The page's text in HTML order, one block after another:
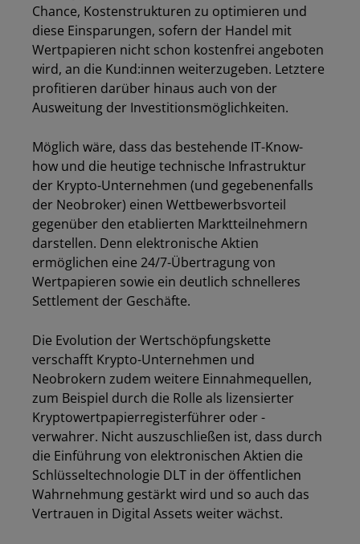
Chance, Kostenstrukturen zu optimieren und
diese Einsparungen, sofern der Handel mit
Wertpapieren nicht schon kostenfrei angeboten
wird, an die Kund:innen weiterzugeben. Letztere
profitieren darüber hinaus auch von der
Ausweitung der Investitionsmöglichkeiten.
Möglich wäre, dass das bestehende IT-Know-
how und die heutige technische Infrastruktur
der Krypto-Unternehmen (und gegebenenfalls
der Neobroker) einen Wettbewerbsvorteil
gegenüber den etablierten Marktteilnehmern
darstellen. Denn elektronische Aktien
ermöglichen eine 24/7-Übertragung von
Wertpapieren sowie ein deutlich schnelleres
Settlement der Geschäfte.
Die Evolution der Wertschöpfungskette
verschafft Krypto-Unternehmen und
Neobrokern zudem weitere Einnahmequellen,
zum Beispiel durch die Rolle als lizensierter
Kryptowertpapierregisterführer oder -
verwahrer. Nicht auszuschließen ist, dass durch
die Einführung von elektronischen Aktien die
Schlüsseltechnologie DLT in der öffentlichen
Wahrnehmung gestärkt wird und so auch das
Vertrauen in Digital Assets weiter wächst.
Los